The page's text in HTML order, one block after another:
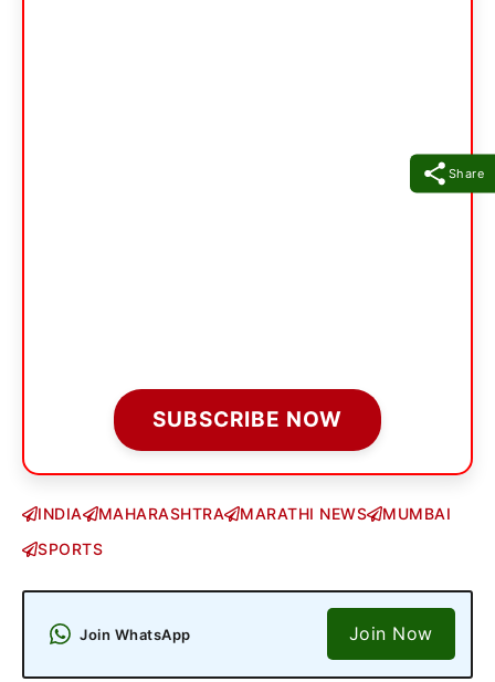
Share
SUBSCRIBE NOW
INDIA MAHARASHTRA MARATHI NEWS
MUMBAI
SPORTS
Join WhatsApp Join Now